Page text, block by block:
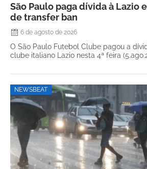
São Paulo paga dívida à Lazio
de transfer ban
6 de agosto de 2026
O São Paulo Futebol Clube pagou a
clube italiano Lazio nesta 4ª feira
NEWSBEAT